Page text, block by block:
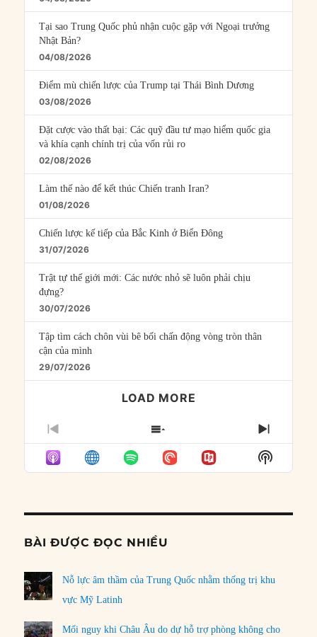
Tại sao Trung Quốc phủ nhận cuộc gặp với Ngoại trưởng
Nhật Bản?
04/08/2026
Điểm mù chiến lược của Trump tại Thái Bình Dương
03/08/2026
Đặt cược vào thất bại: Các quỹ đầu tư mạo hiểm quốc gia
và khía cạnh chính trị của vốn rủi ro
02/08/2026
Làm thế nào để kết thúc Chiến tranh Iran?
01/08/2026
Chiến lược kế tiếp của Bắc Kinh ở Biển Đông
31/07/2026
Trật tự thế giới mới: Các nước nhỏ sẽ luôn phải chịu
đựng?
30/07/2026
Tập tìm cách chôn vùi bê bối chấn động vòng tròn thân
cận của mình
29/07/2026
LOAD MORE
PREVIOUS
EPISODE
SHOW
EPISODES
LIST
NEXT
Show
Podcast
BÀI ĐƯỢC ĐỌC NHIỀU
Nỗ lực âm thầm của Trung Quốc nhằm thống trị khu
vực Mỹ Latinh
Mối nguy khi Châu Âu do dự hỗ trợ phòng không cho